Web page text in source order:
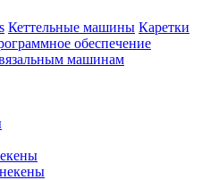
Кеттельные машины Каретки
обеспечение
машинам